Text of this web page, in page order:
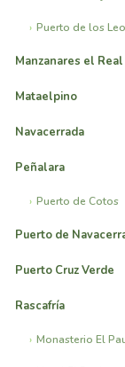
Puerto de los
Manzanares el Real
Mataelpino
Navacerrada
Peñalara
Puerto de Cotos
Puerto de
Puerto Cruz Verde
Rascafría
Monasterio El